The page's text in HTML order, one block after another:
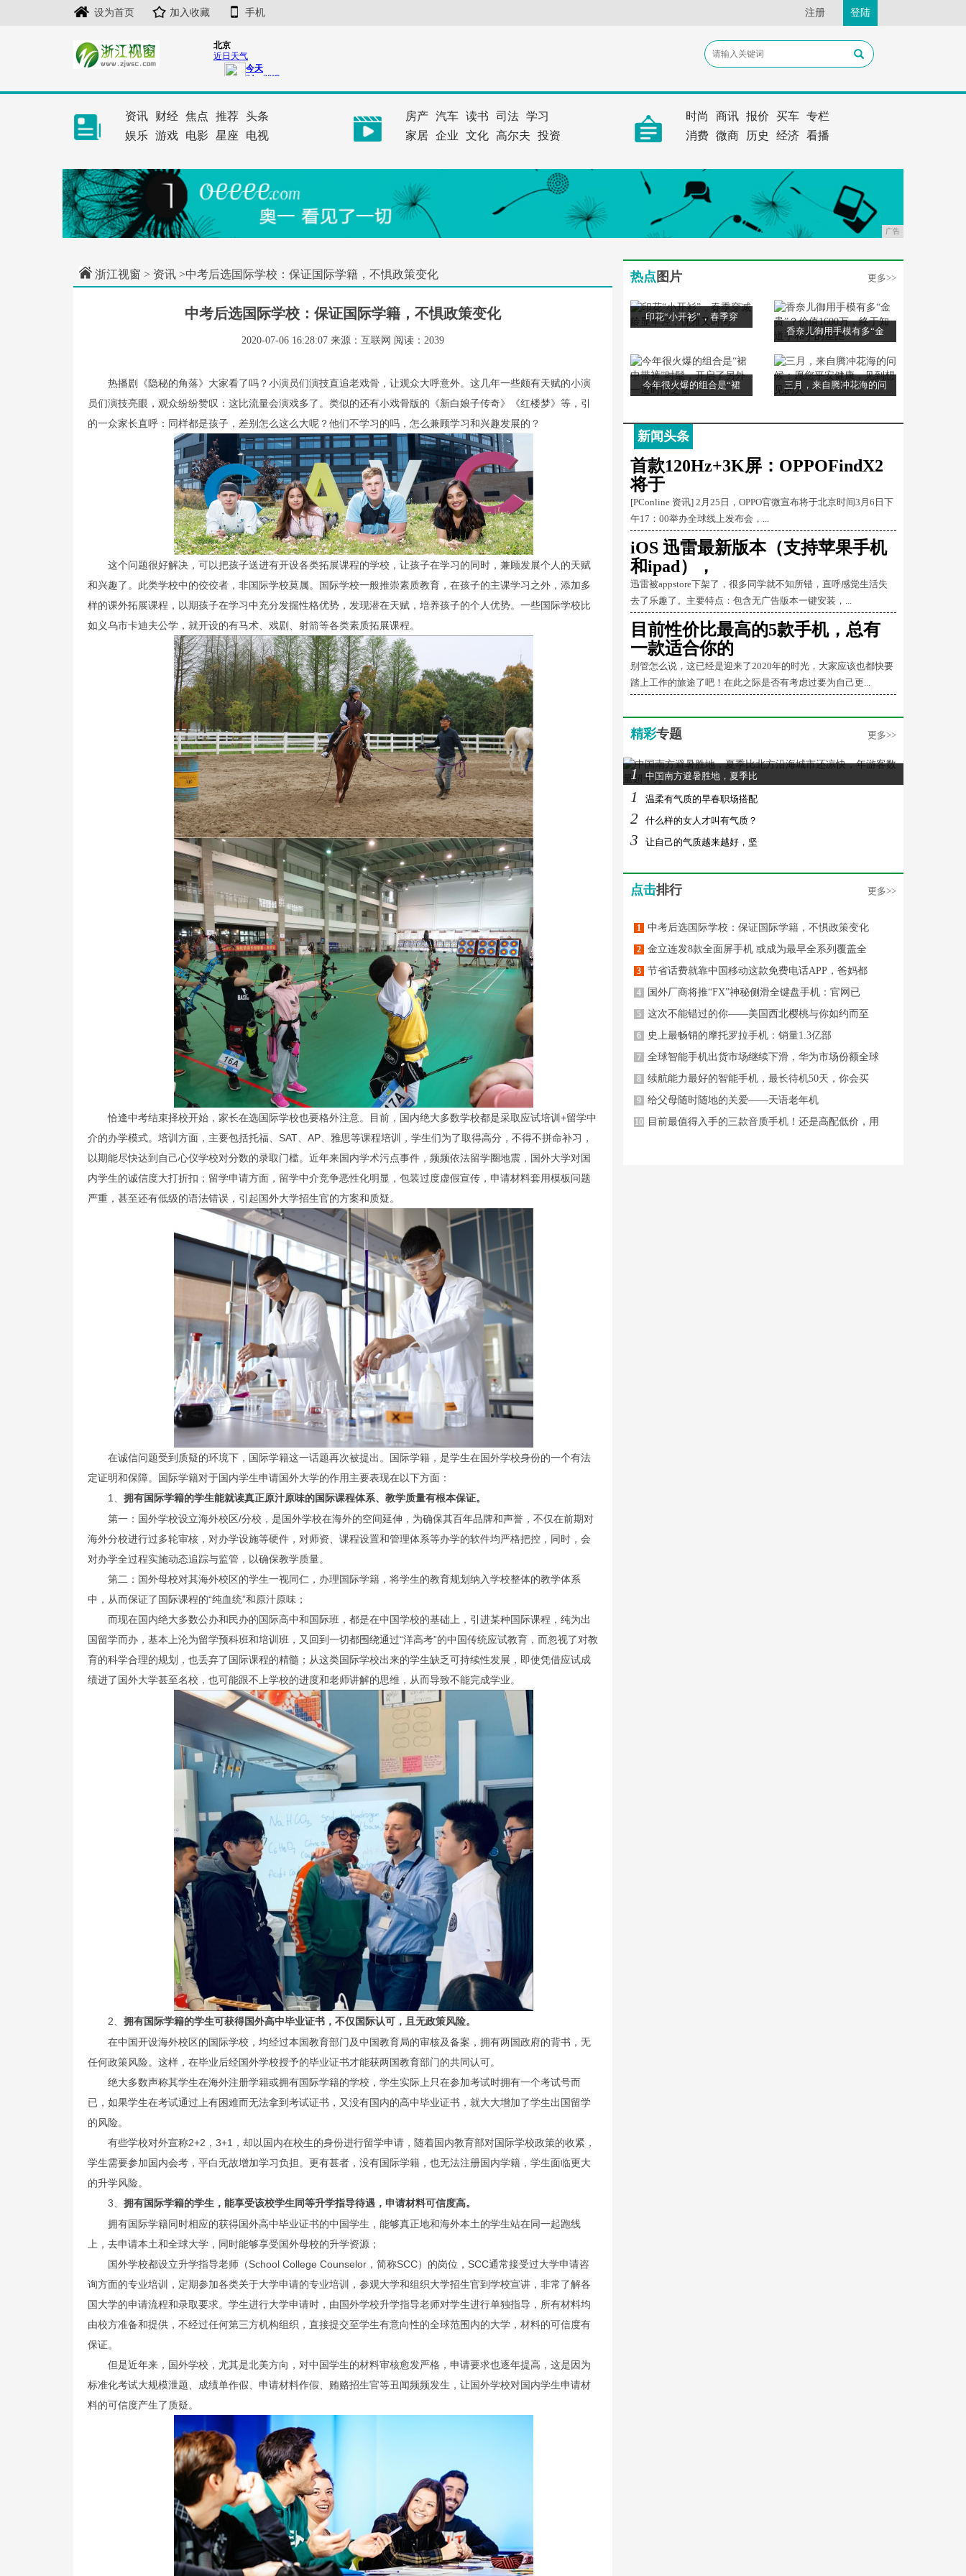
设为首页 加入收藏 手机 注册 登陆
资讯 财经 焦点 推荐 头条
娱乐 游戏 电影 星座 电视
房产 汽车 读书 司法 学习
家居 企业 文化 高尔夫 投资
时尚 商讯 报价 买车 专栏
消费 微商 历史 经济 看播
广告
浙江视窗 > 资讯 >中考后选国际学校：保证国际学籍，不惧政策变化
中考后选国际学校：保证国际学籍，不惧政策变化
2020-07-06 16:28:07 来源：互联网 阅读：2039
热播剧《隐秘的角落》大家看了吗？小演员们演技直追老戏骨，让观众大呼意外。这几年一些颇有天赋的小演
员们演技亮眼，观众纷纷赞叹：这比流量会演戏多了。类似的还有小戏骨版的《新白娘子传奇》《红楼梦》等，引
的一众家长直呼：同样都是孩子，差别怎么这么大呢？他们不学习的吗，怎么兼顾学习和兴趣发展的？
这个问题很好解决，可以把孩子送进有开设各类拓展课程的学校，让孩子在学习的同时，兼顾发展个人的天赋
和兴趣了。此类学校中的佼佼者，非国际学校莫属。国际学校一般推崇素质教育，在孩子的主课学习之外，添加多
样的课外拓展课程，以期孩子在学习中充分发掘性格优势，发现潜在天赋，培养孩子的个人优势。一些国际学校比
如义乌市卡迪夫公学，就开设的有马术、戏剧、射箭等各类素质拓展课程。
恰逢中考结束择校开始，家长在选国际学校也要格外注意。目前，国内绝大多数学校都是采取应试培训+留学中
介的办学模式。培训方面，主要包括托福、SAT、AP、雅思等课程培训，学生们为了取得高分，不得不拼命补习，
以期能尽快达到自己心仪学校对分数的录取门槛。近年来国内学术污点事件，频频依法留学圈地震，国外大学对国
内学生的诚信度大打折扣；留学申请方面，留学中介竞争恶性化明显，包装过度虚假宣传，申请材料套用模板问题
严重，甚至还有低级的语法错误，引起国外大学招生官的方案和质疑。
在诚信问题受到质疑的环境下，国际学籍这一话题再次被提出。国际学籍，是学生在国外学校身份的一个有法
定证明和保障。国际学籍对于国内学生申请国外大学的作用主要表现在以下方面：
1、 拥有国际学籍的学生能就读真正原汁原味的国际课程体系、教学质量有根本保证。
第一：国外学校设立海外校区/分校，是国外学校在海外的空间延伸，为确保其百年品牌和声誉，不仅在前期对
海外分校进行过多轮审核，对办学设施等硬件，对师资、课程设置和管理体系等办学的软件均严格把控，同时，会
对办学全过程实施动态追踪与监管，以确保教学质量。
第二：国外母校对其海外校区的学生一视同仁，办理国际学籍，将学生的教育规划纳入学校整体的教学体系
中，从而保证了国际课程的“纯血统”和原汁原味；
而现在国内绝大多数公办和民办的国际高中和国际班，都是在中国学校的基础上，引进某种国际课程，纯为出
国留学而办，基本上沦为留学预科班和培训班，又回到一切都围绕通过“洋高考”的中国传统应试教育，而忽视了对教
育的科学合理的规划，也丢弃了国际课程的精髓；从这类国际学校出来的学生缺乏可持续性发展，即使凭借应试成
绩进了国外大学甚至名校，也可能跟不上学校的进度和老师讲解的思维，从而导致不能完成学业。
2、 拥有国际学籍的学生可获得国外高中毕业证书，不仅国际认可，且无政策风险。
在中国开设海外校区的国际学校，均经过本国教育部门及中国教育局的审核及备案，拥有两国政府的背书，无
任何政策风险。这样，在毕业后经国外学校授予的毕业证书才能获两国教育部门的共同认可。
绝大多数声称其学生在海外注册学籍或拥有国际学籍的学校，学生实际上只在参加考试时拥有一个考试号而
已，如果学生在考试通过上有困难而无法拿到考试证书，又没有国内的高中毕业证书，就大大增加了学生出国留学
的风险。
有些学校对外宣称2+2，3+1，却以国内在校生的身份进行留学申请，随着国内教育部对国际学校政策的收紧，
学生需要参加国内会考，平白无故增加学习负担。更有甚者，没有国际学籍，也无法注册国内学籍，学生面临更大
的升学风险。
3、 拥有国际学籍的学生，能享受该校学生同等升学指导待遇，申请材料可信度高。
拥有国际学籍同时相应的获得国外高中毕业证书的中国学生，能够真正地和海外本土的学生站在同一起跑线
上，去申请本土和全球大学，同时能够享受国外母校的升学资源；
国外学校都设立升学指导老师（School College Counselor，简称SCC）的岗位，SCC通常接受过大学申请咨
询方面的专业培训，定期参加各类关于大学申请的专业培训，参观大学和组织大学招生官到学校宣讲，非常了解各
国大学的申请流程和录取要求。学生进行大学申请时，由国外学校升学指导老师对学生进行单独指导，所有材料均
由校方准备和提供，不经过任何第三方机构组织，直接提交至学生有意向性的全球范围内的大学，材料的可信度有
保证。
但是近年来，国外学校，尤其是北美方向，对中国学生的材料审核愈发严格，申请要求也逐年提高，这是因为
标准化考试大规模泄题、成绩单作假、申请材料作假、贿赂招生官等丑闻频频发生，让国外学校对国内学生申请材
料的可信度产生了质疑。
热点 图片 更多>>
印花“小开衫”，春季穿
香奈儿御用手模有多“金
今年很火爆的组合是“裙 三月，来自腾冲花海的问
新闻头条
首款120Hz+3K屏：OPPOFindX2
将于
[PConline 资讯] 2月25日，OPPO官微宣布将于北京时间3月6日下
午17：00举办全球线上发布会，...
iOS 迅雷最新版本（支持苹果手机
和ipad），
迅雷被appstore下架了，很多同学就不知所错，直呼感觉生活失
去了乐趣了。主要特点：包含无广告版本一键安装，...
目前性价比最高的5款手机，总有
一款适合你的
别管怎么说，这已经是迎来了2020年的时光，大家应该也都快要
踏上工作的旅途了吧！在此之际是否有考虑过要为自己更...
精彩专题 更多>>
1 中国南方避暑胜地，夏季比
1 温柔有气质的早春职场搭配
2 什么样的女人才叫有气质？
3 让自己的气质越来越好，坚
点击排行 更多>>
1 中考后选国际学校：保证国际学籍，不惧政策变化
2 金立连发8款全面屏手机 或成为最早全系列覆盖全
3 节省话费就靠中国移动这款免费电话APP，爸妈都
4 国外厂商将推“FX”神秘侧滑全键盘手机：官网已
5 这次不能错过的你——美国西北樱桃与你如约而至
6 史上最畅销的摩托罗拉手机：销量1.3亿部
7 全球智能手机出货市场继续下滑，华为市场份额全球
8 续航能力最好的智能手机，最长待机50天，你会买
9 给父母随时随地的关爱——天语老年机
10 目前最值得入手的三款音质手机！还是高配低价，用